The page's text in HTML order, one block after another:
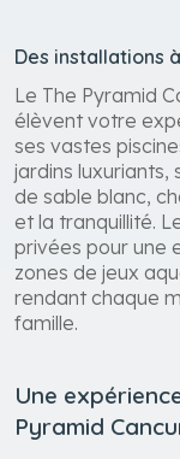
Des installations
Le The Pyramid
élèvent votre
ses vastes
jardins
de sable blanc,
et la tranquillité.
privées pour une
zones de jeux
rendant chaque
famille.
Une
Pyramid